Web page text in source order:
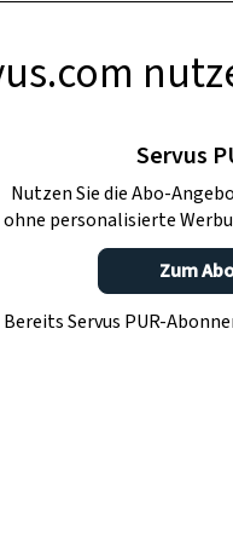
hier muss
wird.
Servus
Nutzen Sie die Abo-
ohne personalisierte
Zum
Bereits Servus PUR-